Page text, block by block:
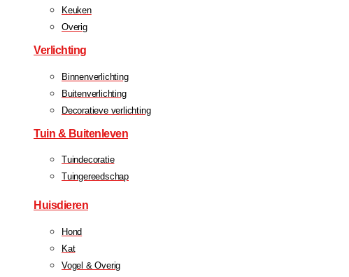
Keuken
Overig
Verlichting
Binnenverlichting
Buitenverlichting
Decoratieve verlichting
Tuin & Buitenleven
Tuindecoratie
Tuingereedschap
Huisdieren
Hond
Kat
Vogel & Overig